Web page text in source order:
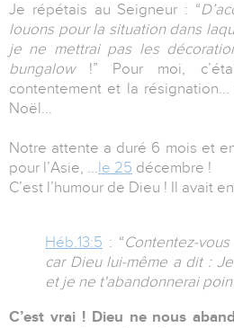
Je répétais au Seigneur : “
louons pour la situation dans
je ne mettrai pas les
bungalow!” Pour moi,
contentement et la
Noël...
Notre attente a duré 6 mois et
pour l’Asie, ... le 25 décembre !
C’est l’humour de Dieu ! Il avait
Héb.13:5 : “Contentez-
car Dieu lui-même a dit :
et je ne t'abandonnerai
C’est vrai ! Dieu ne nous